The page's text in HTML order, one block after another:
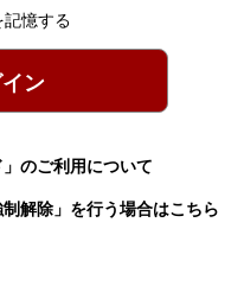
記憶する
ン
のご利用について
解除」を行う場合はこちら